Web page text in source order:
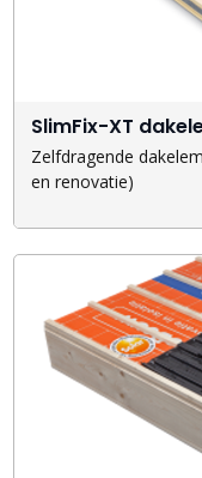
SlimFix-XT
Zelfdragende
en renovatie)